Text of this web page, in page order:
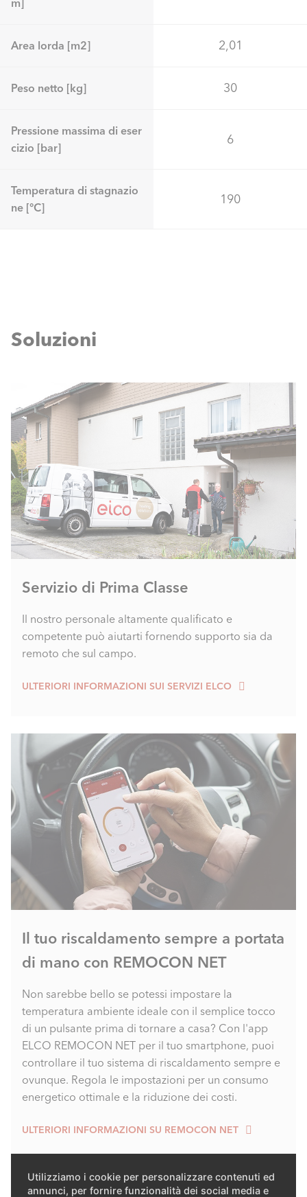
Utilizziamo i cookie per personalizzare contenuti ed
annunci, per fornire funzionalità dei social media e
Area lorda [m2] 2,01
Peso netto [kg] 30
Pressione massima di eser
cizio [bar]
6
Temperatura di stagnazio
ne [°C]
190
Soluzioni
Servizio di Prima Classe
Il nostro personale altamente qualificato e
competente può aiutarti fornendo supporto sia da
remoto che sul campo.
ULTERIORI INFORMAZIONI SUI SERVIZI ELCO
Il tuo riscaldamento sempre a portata
di mano con REMOCON NET
Non sarebbe bello se potessi impostare la
temperatura ambiente ideale con il semplice tocco
di un pulsante prima di tornare a casa? Con l'app
ELCO REMOCON NET per il tuo smartphone, puoi
controllare il tuo sistema di riscaldamento sempre e
ovunque. Regola le impostazioni per un consumo
energetico ottimale e la riduzione dei costi.
ULTERIORI INFORMAZIONI SU REMOCON NET